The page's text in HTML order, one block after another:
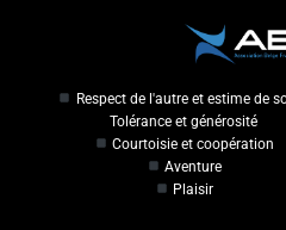
Respect de l'autre et estime de
Tolérance et générosité
Courtoisie et coopération
Aventure
Plaisir